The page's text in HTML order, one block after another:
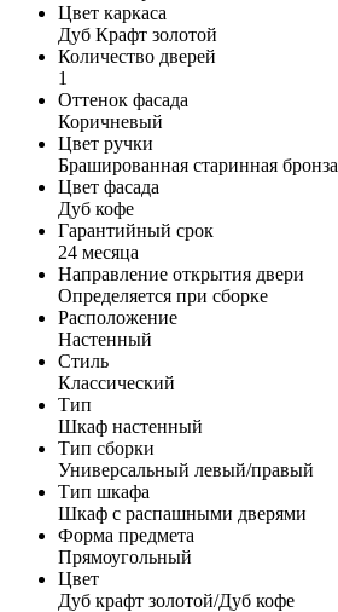
Цвет каркаса
Дуб Крафт золотой
Количество дверей
1
Оттенок фасада
Коричневый
Цвет ручки
Брашированная старинная бронза
Цвет фасада
Дуб кофе
Гарантийный срок
24 месяца
Направление открытия двери
Определяется при сборке
Расположение
Настенный
Стиль
Классический
Тип
Шкаф настенный
Тип сборки
Универсальный левый/правый
Тип шкафа
Шкаф с распашными дверями
Форма предмета
Прямоугольный
Цвет
Дуб крафт золотой/Дуб кофе